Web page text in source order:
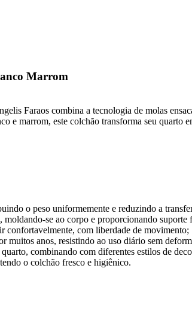
Marrom
Faraos combina a tecnologia de molas
marrom, este colchão transforma seu quarto
o peso uniformemente e reduzindo a
se ao corpo e proporcionando suporte
confortavelmente, com liberdade de movimento;
muitos anos, resistindo ao uso diário sem
combinando com diferentes estilos de
o colchão fresco e higiênico.